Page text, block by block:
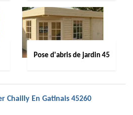
Pose d'abris de jardin 45
Chailly En Gatinais 45260